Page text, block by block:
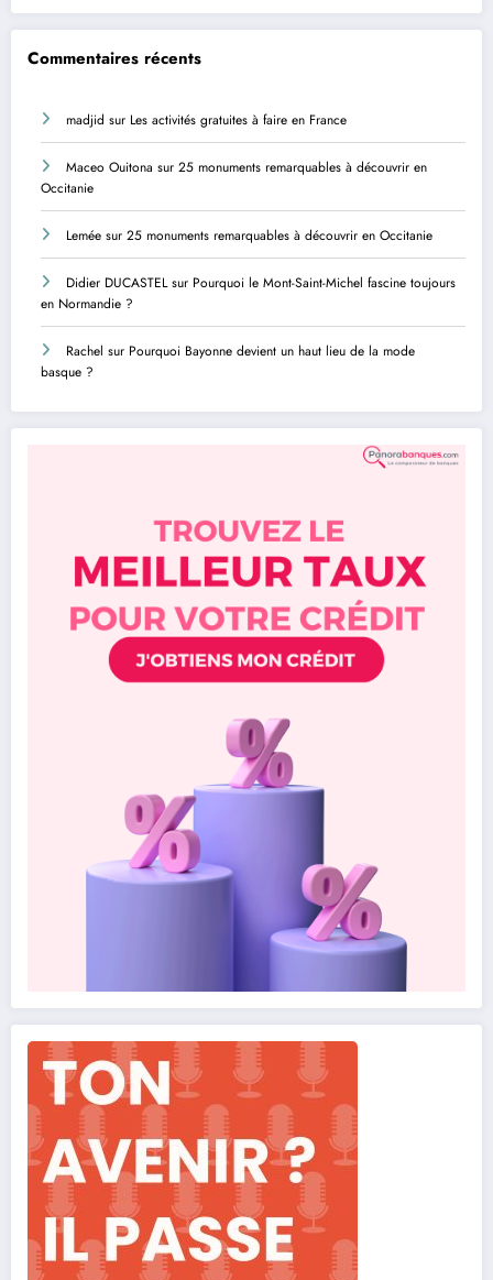
Commentaires récents
madjid sur Les activités gratuites à faire en France
Maceo Ouitona sur 25 monuments remarquables à découvrir en
Occitanie
Lemée sur 25 monuments remarquables à découvrir en Occitanie
Didier DUCASTELsur Pourquoi le Mont-Saint-Michel fascine toujours
en Normandie ?
Rachel sur Pourquoi Bayonne devient un haut lieu de la mode
basque ?